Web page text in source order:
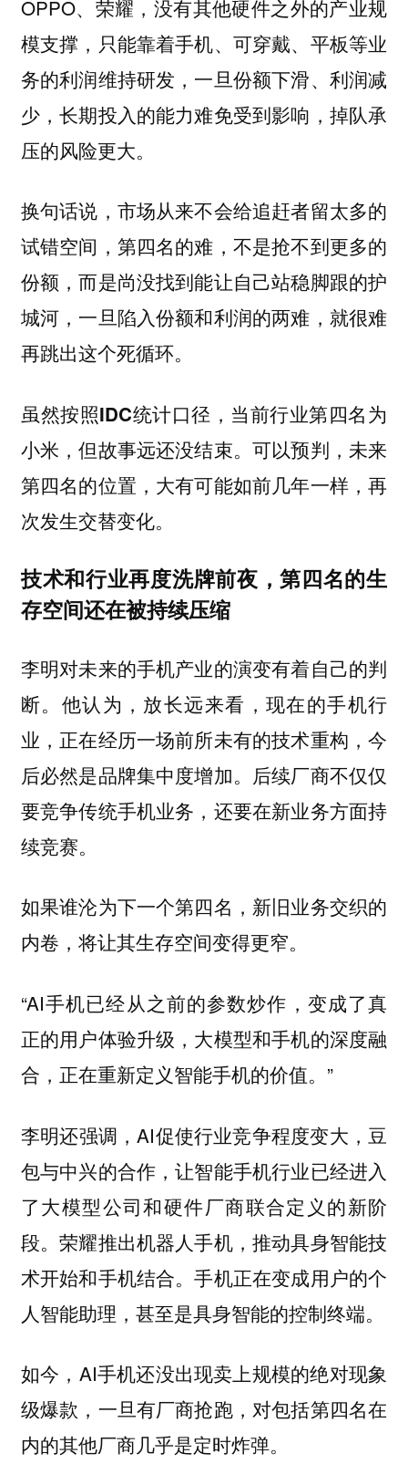
OPPO、荣耀，没有其他硬件之外的产业规
模支撑，只能靠着手机、可穿戴、平板等业
务的利润维持研发，一旦份额下滑、利润减
少，长期投入的能力难免受到影响，掉队承
压的风险更大。
换句话说，市场从来不会给追赶者留太多的
试错空间，第四名的难，不是抢不到更多的
份额，而是尚没找到能让自己站稳脚跟的护
城河，一旦陷入份额和利润的两难，就很难
再跳出这个死循环。
虽然按照IDC统计口径，当前行业第四名为
小米，但故事远还没结束。可以预判，未来
第四名的位置，大有可能如前几年一样，再
次发生交替变化。
技术和行业再度洗牌前夜，第四名的生
存空间还在被持续压缩
李明对未来的手机产业的演变有着自己的判
断。他认为，放长远来看，现在的手机行
业，正在经历一场前所未有的技术重构，今
后必然是品牌集中度增加。后续厂商不仅仅
要竞争传统手机业务，还要在新业务方面持
续竞赛。
如果谁沦为下一个第四名，新旧业务交织的
内卷，将让其生存空间变得更窄。
“AI手机已经从之前的参数炒作，变成了真
正的用户体验升级，大模型和手机的深度融
合，正在重新定义智能手机的价值。”
李明还强调，AI促使行业竞争程度变大，豆
包与中兴的合作，让智能手机行业已经进入
了大模型公司和硬件厂商联合定义的新阶
段。荣耀推出机器人手机，推动具身智能技
术开始和手机结合。手机正在变成用户的个
人智能助理，甚至是具身智能的控制终端。
如今，AI手机还没出现卖上规模的绝对现象
级爆款，一旦有厂商抢跑，对包括第四名在
内的其他厂商几乎是定时炸弹。